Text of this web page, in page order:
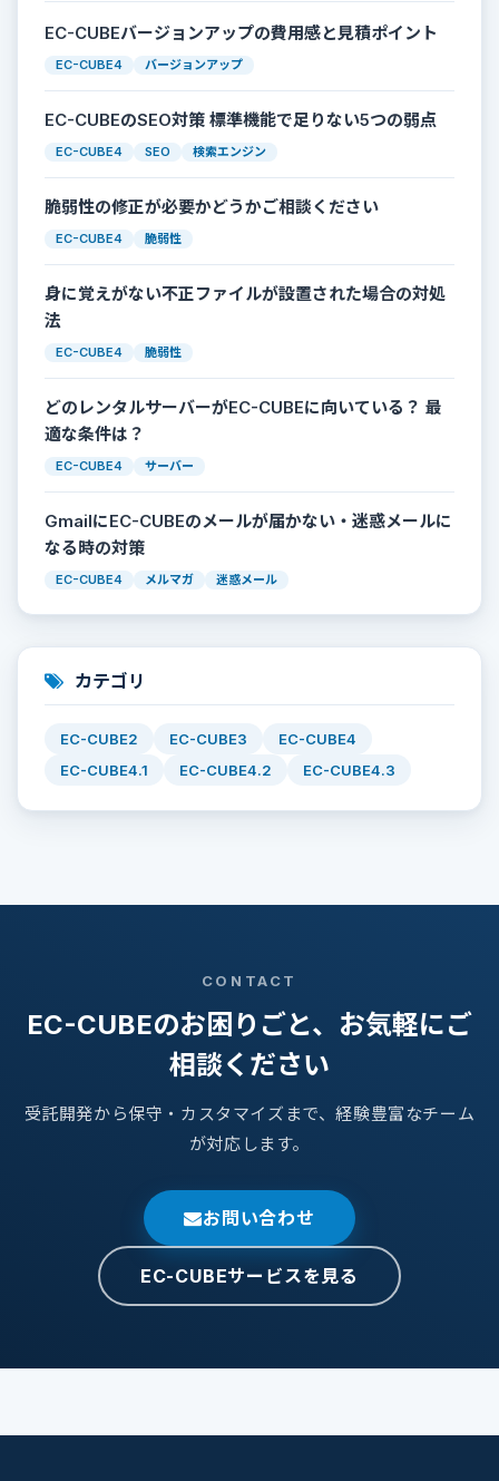
EC-CUBEバージョンアップの費用感と見積ポイント
EC-CUBE4 バージョンアップ
EC-CUBEのSEO対策 標準機能で足りない5つの弱点
EC-CUBE4 SEO 検索エンジン
脆弱性の修正が必要かどうかご相談ください
EC-CUBE4 脆弱性
身に覚えがない不正ファイルが設置された場合の対処
法
EC-CUBE4 脆弱性
どのレンタルサーバーがEC-CUBEに向いている？ 最
適な条件は？
EC-CUBE4 サーバー
GmailにEC-CUBEのメールが届かない・迷惑メールに
なる時の対策
EC-CUBE4 メルマガ 迷惑メール
カテゴリ
EC-CUBE2 EC-CUBE3
EC-CUBE4
EC-CUBE4.1
EC-CUBE4.2 EC-CUBE4.3
CONTACT
EC-CUBEのお困りごと、お気軽にご
相談ください
受託開発から保守・カスタマイズまで、経験豊富なチーム
が対応します。
お問い合わせ
EC-CUBEサービスを見る